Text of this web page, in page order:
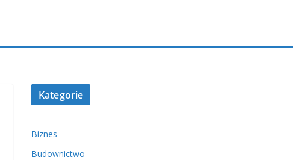
Kategorie
Biznes
Budownictwo